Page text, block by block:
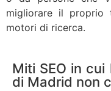
migliorare il proprio
motori di ricerca.
Miti SEO in cui
di Madrid non